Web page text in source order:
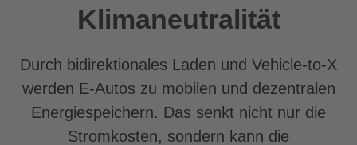
Klimaneutralität
Durch bidirektionales Laden und Vehicle-to-X
werden E-Autos zu mobilen und dezentralen
Energiespeichern. Das senkt nicht nur die
Stromkosten, sondern kann die